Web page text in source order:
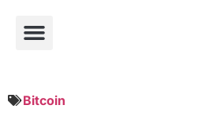
Bitcoin